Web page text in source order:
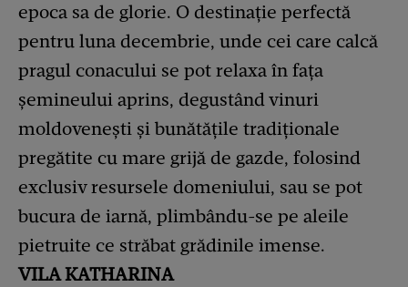
epoca sa de glorie. O destinație perfectă
pentru luna decembrie, unde cei care calcă
pragul conacului se pot relaxa în fața
șemineului aprins, degustând vinuri
moldovenești și bunătățile tradiționale
pregătite cu mare grijă de gazde, folosind
exclusiv resursele domeniului, sau se pot
bucura de iarnă, plimbându-se pe aleile
pietruite ce străbat grădinile imense.
VILA KATHARINA